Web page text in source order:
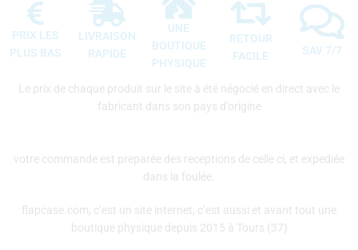
PRIX LES
PLUS BAS
LIVRAISON
RAPIDE
UNE
BOUTIQUE
PHYSIQUE
RETOUR
FACILE
SAV 7/7
Le prix de chaque produit sur le site à été négocié en direct avec le
fabricant dans son pays d’origine
votre commande est preparée des receptions de celle ci, et expediée
dans la foulée.
flapcase.com, c’est un site internet, c’est aussi et avant tout une
boutique physique depuis 2015 à Tours (37)